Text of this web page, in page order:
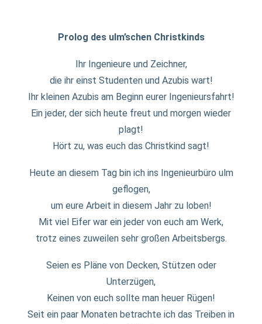
Prolog des ulm’schen Christkinds
Ihr Ingenieure und Zeichner,
die ihr einst Studenten und Azubis wart!
Ihr kleinen Azubis am Beginn eurer Ingenieursfahrt!
Ein jeder, der sich heute freut und morgen wieder
plagt!
Hört zu, was euch das Christkind sagt!
Heute an diesem Tag bin ich ins Ingenieurbüro ulm
geflogen,
um eure Arbeit in diesem Jahr zu loben!
Mit viel Eifer war ein jeder von euch am Werk,
trotz eines zuweilen sehr großen Arbeitsbergs.
Seien es Pläne von Decken, Stützen oder
Unterzügen,
Keinen von euch sollte man heuer Rügen!
Seit ein paar Monaten betrachte ich das Treiben in